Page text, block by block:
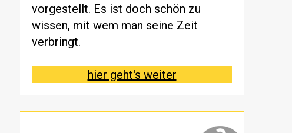
vorgestellt. Es ist doch schön zu
wissen, mit wem man seine Zeit
verbringt.
hier geht's weiter